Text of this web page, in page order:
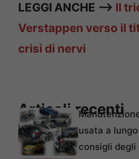
LEGGI ANCHE —> Il
Verstappen verso il
crisi di nervi
Articoli recenti
usata a
consigli degli